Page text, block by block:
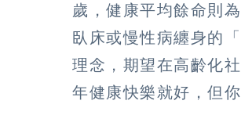
歲，健康平均餘命則
臥床或慢性病纏身的
理念，期望在高齡化
年健康快樂就好，但